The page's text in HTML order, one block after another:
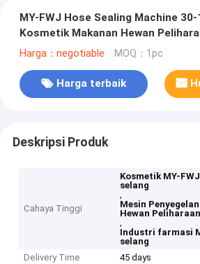
MY-FWJ Hose Sealing Machine
Kosmetik Makanan Hewan
Farmasi ±1-2% 3KW/220V
Harga：negotiable MOQ：1pc
Harga terbaik
Deskripsi Produk
Cahaya Tinggi
Kosmetik MY-
selang
,
Mesin
Hewan Peliharaan
,
Industri farmasi
selang
Delivery Time
45 days